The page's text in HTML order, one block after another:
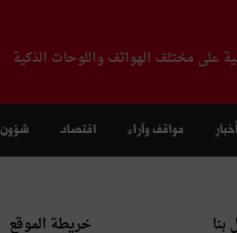
على مختلف الهواتف واللوحات الذكية
أخبار مواقف وآراء اقتصاد شؤون
خريطة الموقع